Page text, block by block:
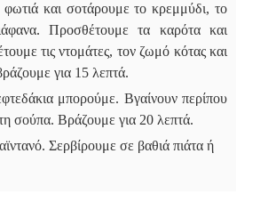
και σοτάρουμε το κρεμμύδι, το
Προσθέτουμε τα καρότα και
τις ντομάτες, τον ζωμό κότας και
για 15 λεπτά.
μπορούμε. Βγαίνουν περίπου
σούπα. Βράζουμε για 20 λεπτά.
Σερβίρουμε σε βαθιά πιάτα ή